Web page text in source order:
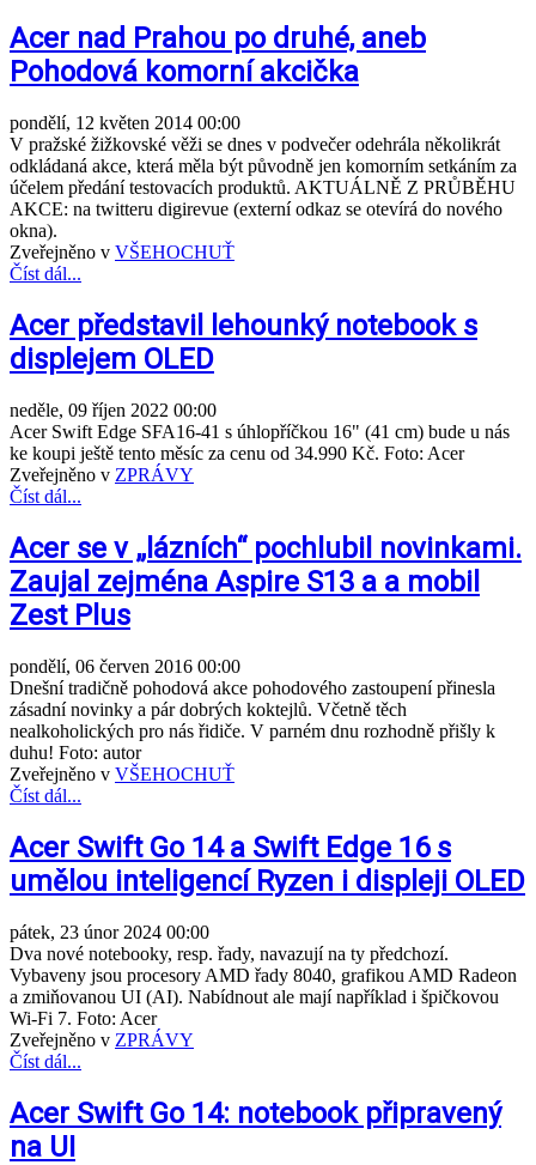
Acer nad Prahou po druhé, aneb
Pohodová komorní akcička
pondělí, 12 květen 2014 00:00
V pražské žižkovské věži se dnes v podvečer odehrála několikrát
odkládaná akce, která měla být původně jen komorním setkáním za
účelem předání testovacích produktů. AKTUÁLNĚ Z PRŮBĚHU
AKCE: na twitteru digirevue (externí odkaz se otevírá do nového
okna).
Zveřejněno v VŠEHOCHUŤ
Číst dál...
Acer představil lehounký notebook s
displejem OLED
neděle, 09 říjen 2022 00:00
Acer Swift Edge SFA16-41 s úhlopříčkou 16" (41 cm) bude u nás
ke koupi ještě tento měsíc za cenu od 34.990 Kč. Foto: Acer
Zveřejněno v ZPRÁVY
Číst dál...
Acer se v „lázních“ pochlubil novinkami.
Zaujal zejména Aspire S13 a a mobil
Zest Plus
pondělí, 06 červen 2016 00:00
Dnešní tradičně pohodová akce pohodového zastoupení přinesla
zásadní novinky a pár dobrých koktejlů. Včetně těch
nealkoholických pro nás řidiče. V parném dnu rozhodně přišly k
duhu! Foto: autor
Zveřejněno v VŠEHOCHUŤ
Číst dál...
Acer Swift Go 14 a Swift Edge 16 s
umělou inteligencí Ryzen i displeji OLED
pátek, 23 únor 2024 00:00
Dva nové notebooky, resp. řady, navazují na ty předchozí.
Vybaveny jsou procesory AMD řady 8040, grafikou AMD Radeon
a zmiňovanou UI (AI). Nabídnout ale mají například i špičkovou
Wi-Fi 7. Foto: Acer
Zveřejněno v ZPRÁVY
Číst dál...
Acer Swift Go 14: notebook připravený
na UI